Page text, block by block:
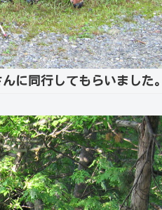
に同行してもらいました。